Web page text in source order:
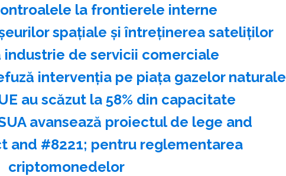
la frontierele interne
spaţiale şi întreţinerea sateliţilor
industrie de servicii comerciale
intervenţia pe piaţa gazelor naturale
au scăzut la 58% din capacitate
avansează proiectul de lege and
and #8221; pentru reglementarea
criptomonedelor